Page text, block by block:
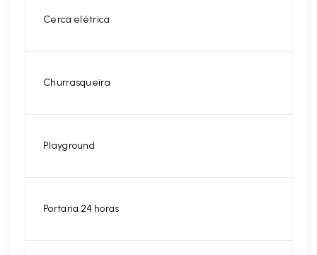
Cerca elétrica
Churrasqueira
Playground
Portaria 24 horas